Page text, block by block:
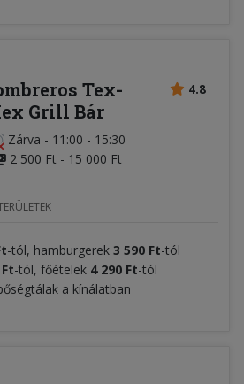
4.8
Tex-
Grill Bár
Zárva - 11:00 - 15:30
2 500 Ft - 15 000 Ft
-tól, hamburgerek 3 590 Ft-tól
-tól, főételek 4 290 Ft-tól
a kínálatban